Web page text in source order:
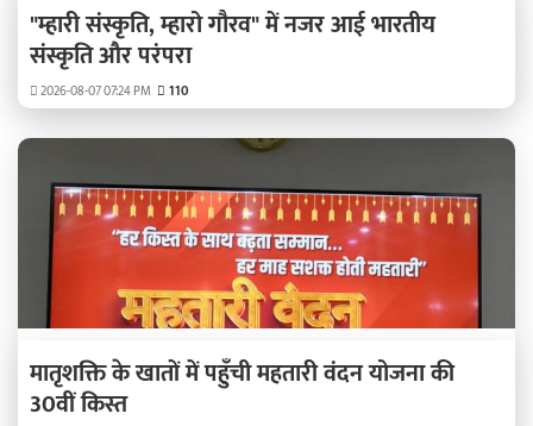
"म्हारी संस्कृति, म्हारो गौरव" में नजर आई भारतीय
संस्कृति और परंपरा
2026-08-07 07:24 PM 110
मातृशक्ति के खातों में पहुँची महतारी वंदन योजना की
30वीं किस्त